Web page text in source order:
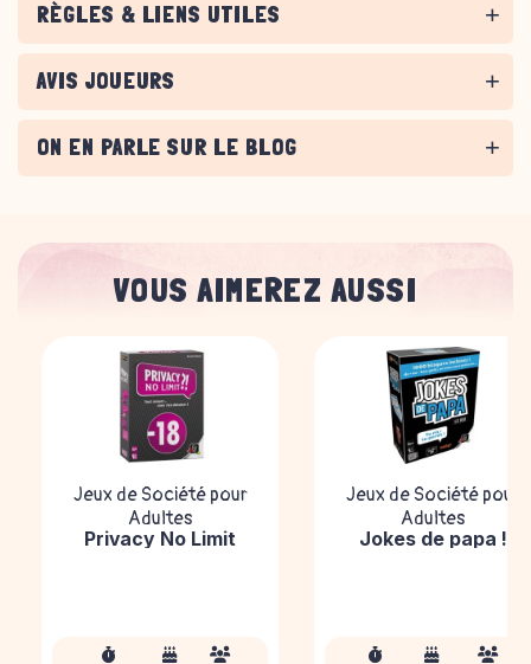
RÈGLES & LIENS UTILES
AVIS JOUEURS
ON EN PARLE SUR LE BLOG
VOUS AIMEREZ AUSSI
Jeux de Société pour
Adultes
Privacy No Limit
Jeux de Société pour
Adultes
Jokes de papa !